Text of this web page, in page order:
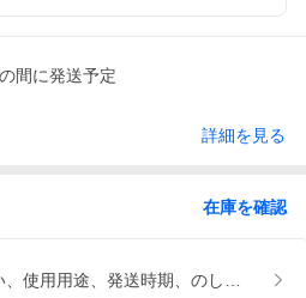
間に発送予定
詳細を見る
在庫を確認
使用用途、発送時期、のし、環境